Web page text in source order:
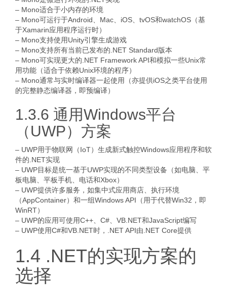
– Mono适合于小内存的环境
– Mono可运行于Android、Mac、iOS、tvOS和watchOS（基
于Xamarin应用程序运行时）
– Mono支持使用Unity引擎生成游戏
– Mono支持所有当前已发布的.NET Standard版本
– Mono可实现更大的.NET Framework API和模拟一些Unix常
用功能（适合于依赖Unix环境的程序）
– Mono通常与实时编译器一起使用（亦提供iOS之类平台使用
的完整静态编译器，即预编译）
1.3.6 通用Windows平台
（UWP）方案
– UWP用于物联网（IoT）生成新式触控Windows应用程序和软
件的.NET实现
– UWP目标是统一基于UWP实现的不同类型设备（如电脑、平
板电脑、平板手机、电话和Xbox）
– UWP提供许多服务，如集中式应用商店、执行环境
（AppContainer）和一组Windows API（用于代替Win32，即
WinRT）
– UWP的应用可使用C++、C#、VB.NET和JavaScript编写
– UWP使用C#和VB.NET时，.NET API由.NET Core提供
1.4 .NET的实现方案的
选择